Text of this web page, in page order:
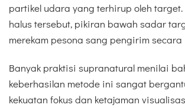
partikel udara yang terhirup oleh
halus tersebut, pikiran bawah sadar
merekam pesona sang pengirim secara
Banyak praktisi supranatural menilai
keberhasilan metode ini sangat
kekuatan fokus dan ketajaman